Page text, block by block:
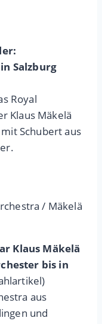
Salzburg
Royal
Klaus Mäkelä
Schubert aus
/ Mäkelä
Klaus Mäkelä
bis in
aus
und